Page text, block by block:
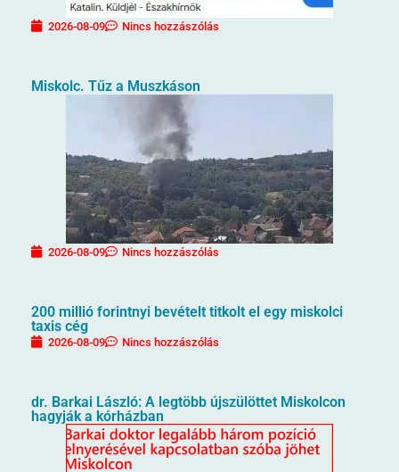
2026-08-09 Nincs hozzászólás
Miskolc. Tűz a Muszkáson
2026-08-09 Nincs hozzászólás
200 millió forintnyi bevételt titkolt el egy miskolci
taxis cég
2026-08-09 Nincs hozzászólás
dr. Barkai László: A legtöbb újszülöttet Miskolcon
hagyják a kórházban